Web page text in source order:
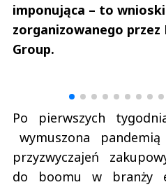
imponująca – to
zorganizowanego
Group.
Po pierwszych
wymuszona
przyzwyczajeń
do boomu w branży